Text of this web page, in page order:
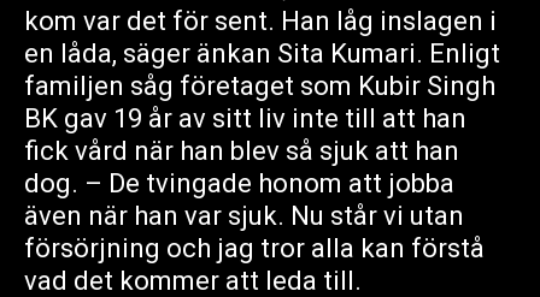
kom var det för sent. Han låg inslagen i
en låda, säger änkan Sita Kumari. Enligt
familjen såg företaget som Kubir Singh
BK gav 19 år av sitt liv inte till att han
fick vård när han blev så sjuk att han
dog. – De tvingade honom att jobba
även när han var sjuk. Nu står vi utan
försörjning och jag tror alla kan förstå
vad det kommer att leda till.